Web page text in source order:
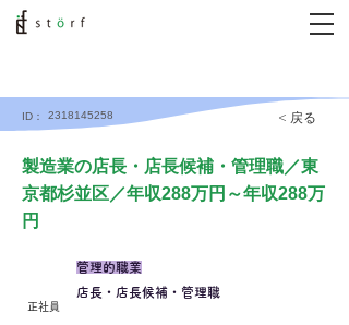
ID： 2318145258 < 戻る
製造業の店長・店長候補・管理職／東
京都杉並区／年収288万円～年収288万
円
正社員
管理的職業
店長・店長候補・管理職